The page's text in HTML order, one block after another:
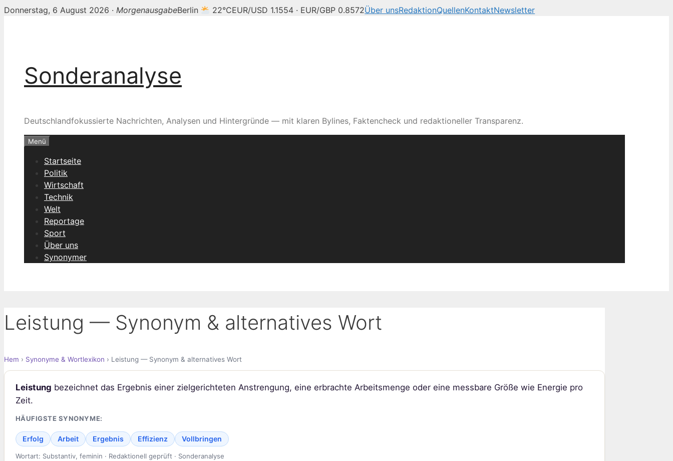
Donnerstag, 6 August 2026 · MorgenausgabeBerlin 22°CEUR/USD 1.1554 · EUR/GBP 0.8572Über unsRedaktionQuellenKontaktNewsletter
Sonderanalyse
Deutschlandfokussierte Nachrichten, Analysen und Hintergründe — mit klaren Bylines, Faktencheck und redaktioneller Transparenz.
Menü
Startseite
Politik
Wirtschaft
Technik
Welt
Reportage
Sport
Über uns
Synonymer
Leistung — Synonym & alternatives Wort
Hem › Synonyme & Wortlexikon › Leistung — Synonym & alternatives Wort
Leistung bezeichnet das Ergebnis einer zielgerichteten Anstrengung, eine erbrachte Arbeitsmenge oder eine messbare Größe wie Energie pro
Zeit.
HÄUFIGSTE SYNONYME:
Erfolg Arbeit Ergebnis Effizienz Vollbringen
Wortart: Substantiv, feminin · Redaktionell geprüft · Sonderanalyse